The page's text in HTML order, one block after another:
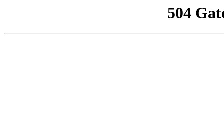
504